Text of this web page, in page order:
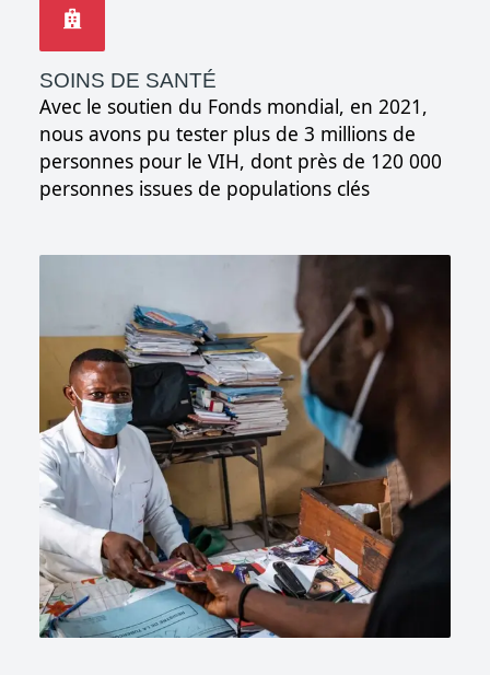
SOINS DE SANTÉ
Avec le soutien du Fonds mondial, en 2021,
nous avons pu tester plus de 3 millions de
personnes pour le VIH, dont près de 120 000
personnes issues de populations clés